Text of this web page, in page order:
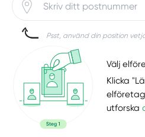
Psst, använd din position
Välj
Klicka
utforska